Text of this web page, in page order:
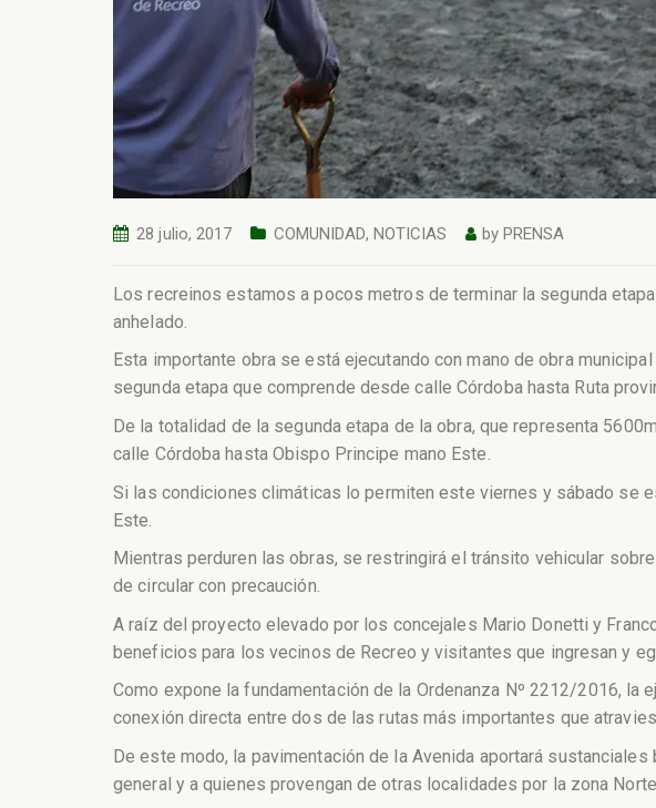
28 julio, 2017 COMUNIDAD, NOTICIAS by PRENSA
Los recreinos estamos a pocos metros de terminar la segunda
anhelado.
Esta importante obra se está ejecutando con mano de obra
segunda etapa que comprende desde calle Córdoba hasta Ruta
De la totalidad de la segunda etapa de la obra, que representa
calle Córdoba hasta Obispo Principe mano Este.
Si las condiciones climáticas lo permiten este viernes y sábado se
Este.
Mientras perduren las obras, se restringirá el tránsito vehicular
de circular con precaución.
A raíz del proyecto elevado por los concejales Mario Donetti y
beneficios para los vecinos de Recreo y visitantes que ingresan y
Como expone la fundamentación de la Ordenanza Nº 2212/2016, la
conexión directa entre dos de las rutas más importantes que
De este modo, la pavimentación de la Avenida aportará
general y a quienes provengan de otras localidades por la zona